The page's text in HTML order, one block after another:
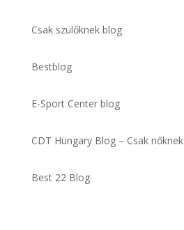
Csak szülőknek blog
Bestblog
E-Sport Center blog
CDT Hungary Blog – Csak nőknek
Best 22 Blog